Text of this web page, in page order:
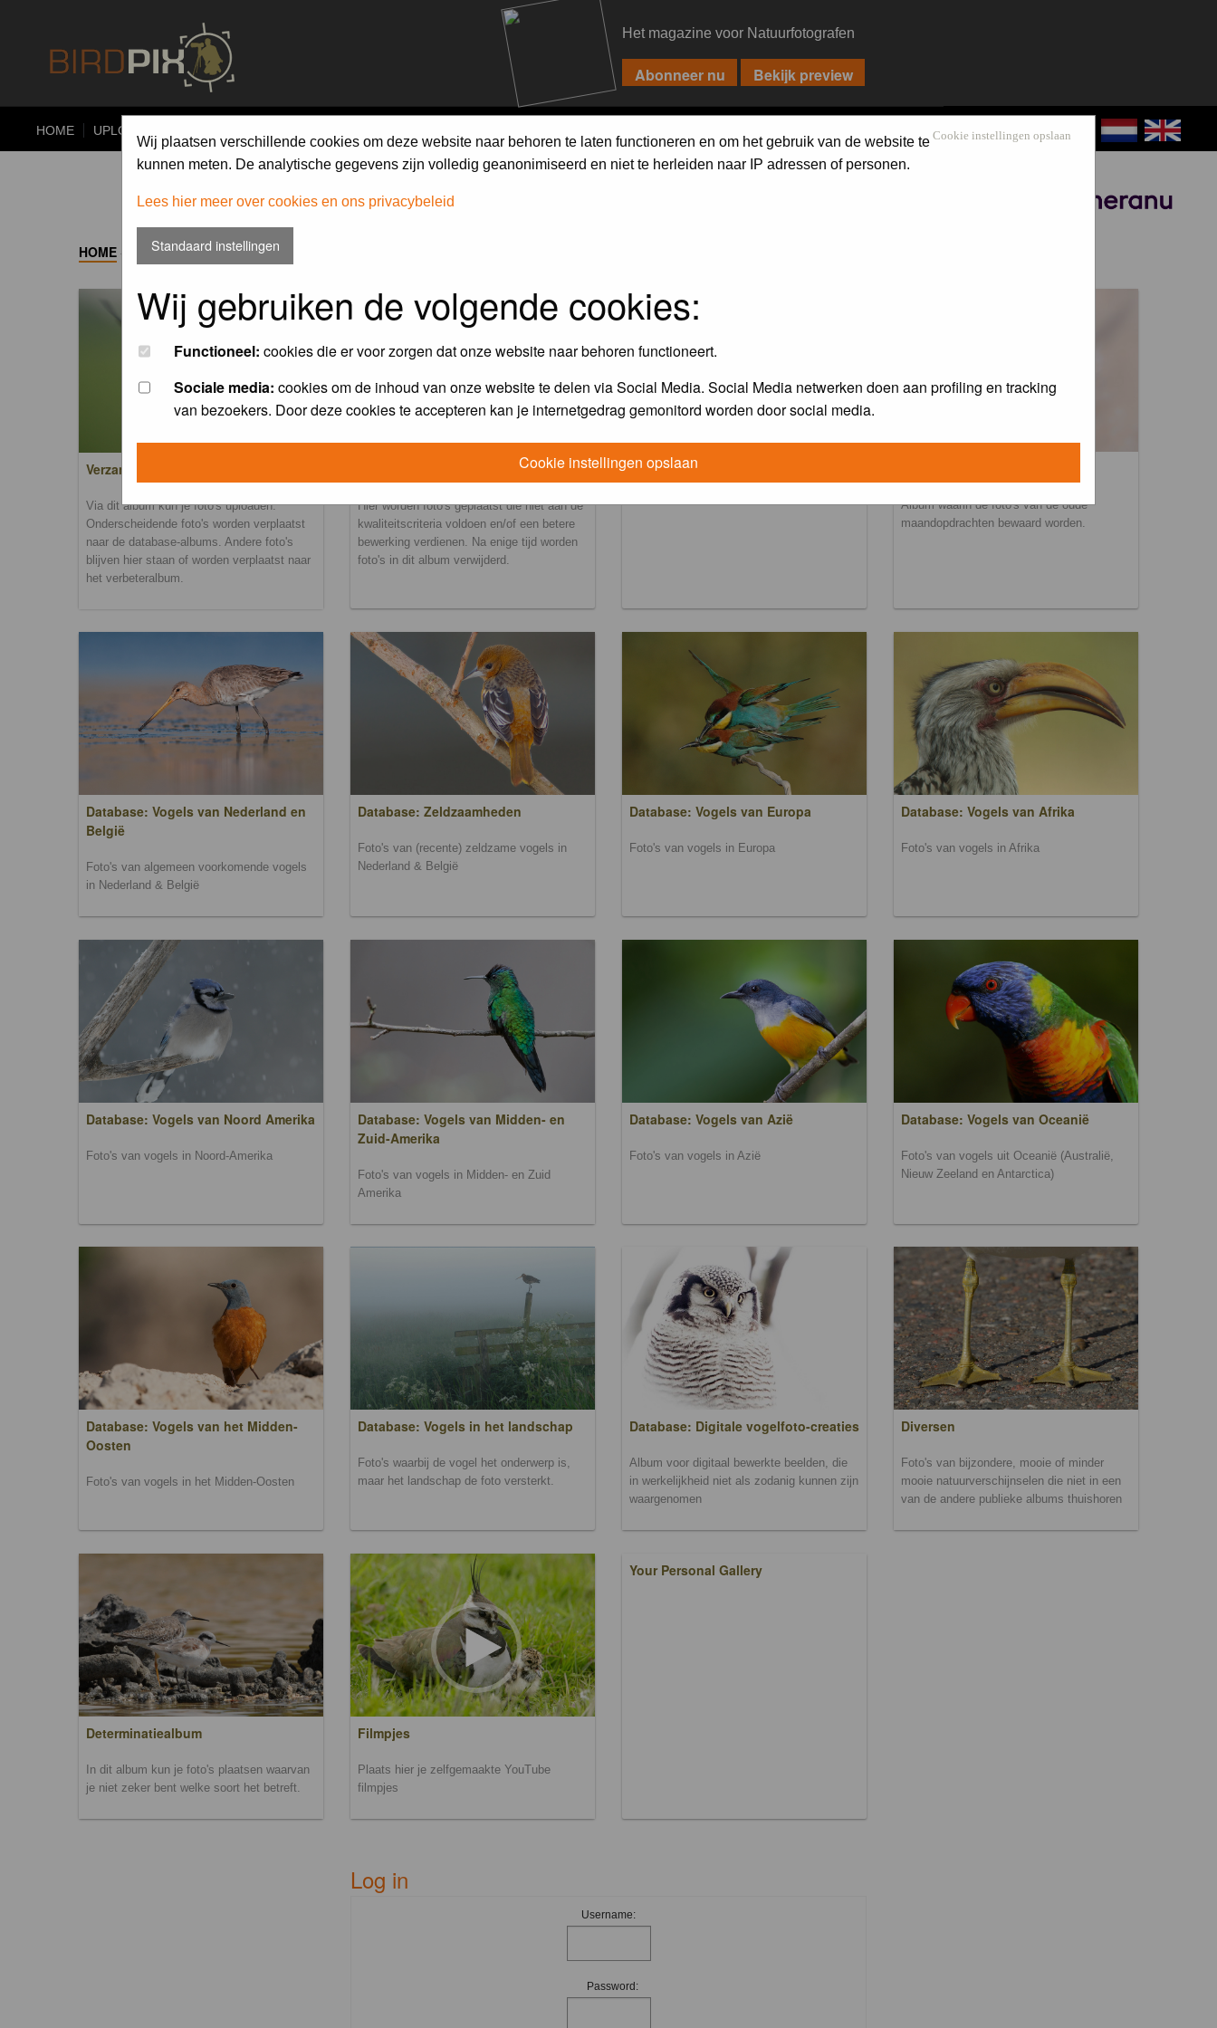
Het magazine voor Natuurfotografen
HOME UPLOAD Cookie instellingen opslaan
Wij plaatsen verschillende cookies om deze website naar behoren te laten functioneren en om het gebruik van de website te
kunnen meten. De analytische gegevens zijn volledig geanonimiseerd en niet te herleiden naar IP adressen of personen.
Lees hier meer over cookies en ons privacybeleid
Standaard instellingen
Wij gebruiken de volgende cookies:
Functioneel: cookies die er voor zorgen dat onze website naar behoren functioneert.
Sociale media: cookies om de inhoud van onze website te delen via Social Media. Social Media netwerken doen aan profiling en tracking
van bezoekers. Door deze cookies te accepteren kan je internetgedrag gemonitord worden door social media.
Cookie instellingen opslaan
HOME -> ALBUM
Verzamel- en uploadalbum
Via dit album kun je foto's uploaden.
Onderscheidende foto's worden verplaatst
naar de database-albums. Andere foto's
blijven hier staan of worden verplaatst naar
het verbeteralbum.
Hier worden foto's geplaatst die niet aan de
kwaliteitscriteria voldoen en/of een betere
bewerking verdienen. Na enige tijd worden
foto's in dit album verwijderd.
Maandopdracht
maandopdracht.
Album waarin de foto's van de oude
maandopdrachten bewaard worden.
Database: Vogels van Nederland en
België
Foto's van algemeen voorkomende vogels
in Nederland & België
Database: Zeldzaamheden
Foto's van (recente) zeldzame vogels in
Nederland & België
Database: Vogels van Europa
Foto's van vogels in Europa
Database: Vogels van Afrika
Foto's van vogels in Afrika
Database: Vogels van Noord Amerika
Foto's van vogels in Noord-Amerika
Database: Vogels van Midden- en
Zuid-Amerika
Foto's van vogels in Midden- en Zuid
Amerika
Database: Vogels van Azië
Foto's van vogels in Azië
Database: Vogels van Oceanië
Foto's van vogels uit Oceanië (Australië,
Nieuw Zeeland en Antarctica)
Database: Vogels van het Midden-
Oosten
Foto's van vogels in het Midden-Oosten
Database: Vogels in het landschap
Foto's waarbij de vogel het onderwerp is,
maar het landschap de foto versterkt.
Database: Digitale vogelfoto-creaties
Album voor digitaal bewerkte beelden, die
in werkelijkheid niet als zodanig kunnen zijn
waargenomen
Diversen
Foto's van bijzondere, mooie of minder
mooie natuurverschijnselen die niet in een
van de andere publieke albums thuishoren
Determinatiealbum
In dit album kun je foto's plaatsen waarvan
je niet zeker bent welke soort het betreft.
Filmpjes
Plaats hier je zelfgemaakte YouTube
filmpjes
Your Personal Gallery
Log in
Username:
Password: